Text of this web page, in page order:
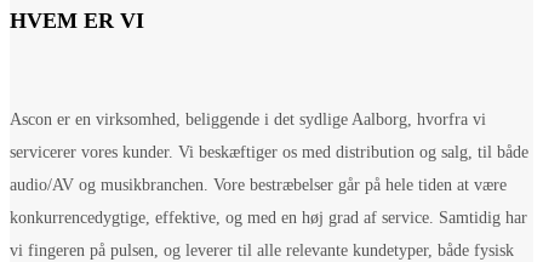
HVEM ER VI
Ascon er en virksomhed, beliggende i det sydlige Aalborg, hvorfra vi
servicerer vores kunder. Vi beskæftiger os med distribution og salg, til både
audio/AV og musikbranchen. Vore bestræbelser går på hele tiden at være
konkurrencedygtige, effektive, og med en høj grad af service. Samtidig har
vi fingeren på pulsen, og leverer til alle relevante kundetyper, både fysisk